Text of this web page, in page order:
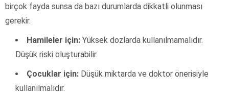
birçok fayda sunsa da bazı durumlarda dikkatli olunması
gerekir.
Hamileler için: Yüksek dozlarda kullanılmamalıdır.
Düşük riski oluşturabilir.
Çocuklar için: Düşük miktarda ve doktor önerisiyle
kullanılmalıdır.